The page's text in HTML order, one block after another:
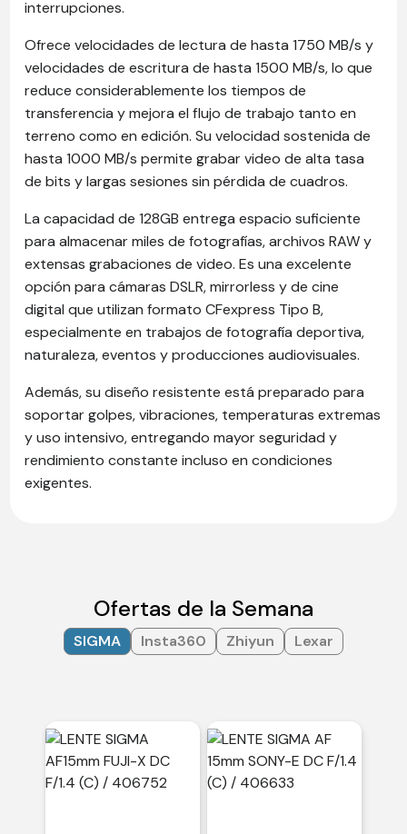
interrupciones.
Ofrece velocidades de lectura de hasta 1750 MB/s y
velocidades de escritura de hasta 1500 MB/s, lo que
reduce considerablemente los tiempos de
transferencia y mejora el flujo de trabajo tanto en
terreno como en edición. Su velocidad sostenida de
hasta 1000 MB/s permite grabar video de alta tasa
de bits y largas sesiones sin pérdida de cuadros.
La capacidad de 128GB entrega espacio suficiente
para almacenar miles de fotografías, archivos RAW y
extensas grabaciones de video. Es una excelente
opción para cámaras DSLR, mirrorless y de cine
digital que utilizan formato CFexpress Tipo B,
especialmente en trabajos de fotografía deportiva,
naturaleza, eventos y producciones audiovisuales.
Además, su diseño resistente está preparado para
soportar golpes, vibraciones, temperaturas extremas
y uso intensivo, entregando mayor seguridad y
rendimiento constante incluso en condiciones
exigentes.
Ofertas de la Semana
SIGMA Insta360 Zhiyun Lexar